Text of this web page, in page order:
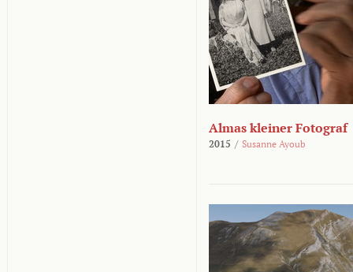
Almas kleiner Fotograf
2015 / Susanne Ayoub